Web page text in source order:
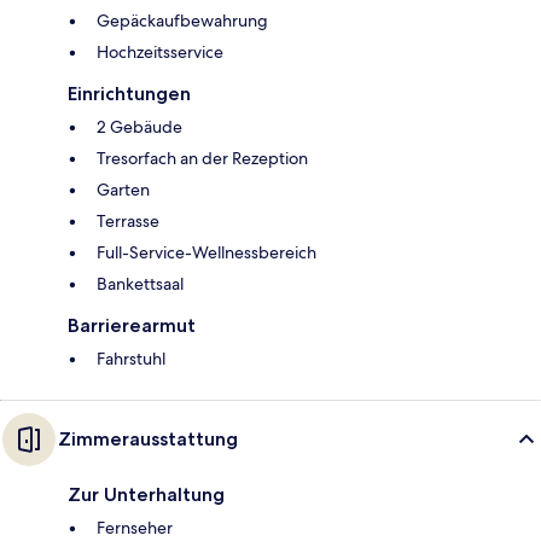
Gepäckaufbewahrung
Hochzeitsservice
Einrichtungen
2 Gebäude
Tresorfach an der Rezeption
Garten
Terrasse
Full-Service-Wellnessbereich
Bankettsaal
Barrierearmut
Fahrstuhl
Zimmerausstattung
Zur Unterhaltung
Fernseher